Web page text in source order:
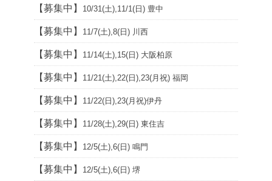
【募集中】 10/31(土),11/1(日) 豊中
【募集中】 11/7(土),8(日) 川西
【募集中】 11/14(土),15(日) 大阪柏原
【募集中】 11/21(土),22(日),23(月祝) 福岡
【募集中】 11/22(日),23(月祝)伊丹
【募集中】 11/28(土),29(日) 東住吉
【募集中】 12/5(土),6(日) 鳴門
【募集中】 12/5(土),6(日) 堺